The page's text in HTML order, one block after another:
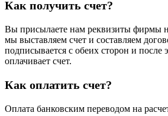
Как получить счет?
Вы присылаете нам реквизиты фирмы
мы выставляем счет и составляем
подписывается с обеих сторон и после
оплачивает счет.
Как оплатить счет?
Оплата банковским переводом на